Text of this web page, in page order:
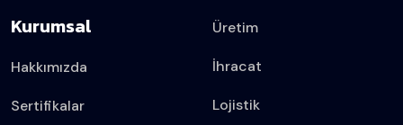
Kurumsal
Hakkımızda
Sertifikalar
Üretim
İhracat
Lojistik